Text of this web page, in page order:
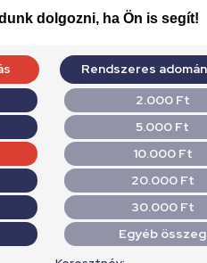
dolgozni, ha Ön is segít!